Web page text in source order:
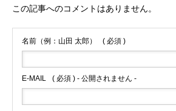
この記事へのコメントはありません。
名前（例：山田 太郎） ( 必須 )
E-MAIL ( 必須 ) - 公開されません -